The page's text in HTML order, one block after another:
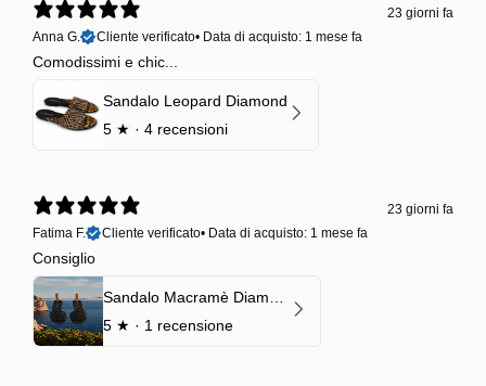
23 giorni fa
Anna G.
Cliente verificato• Data di acquisto: 1 mese fa
Comodissimi e chic...
Sandalo Leopard Diamond
5 ★ · 4 recensioni
23 giorni fa
Fatima F.
Cliente verificato• Data di acquisto: 1 mese fa
Consiglio
Sandalo Macramè Diamond Black Onyx
5 ★ · 1 recensione